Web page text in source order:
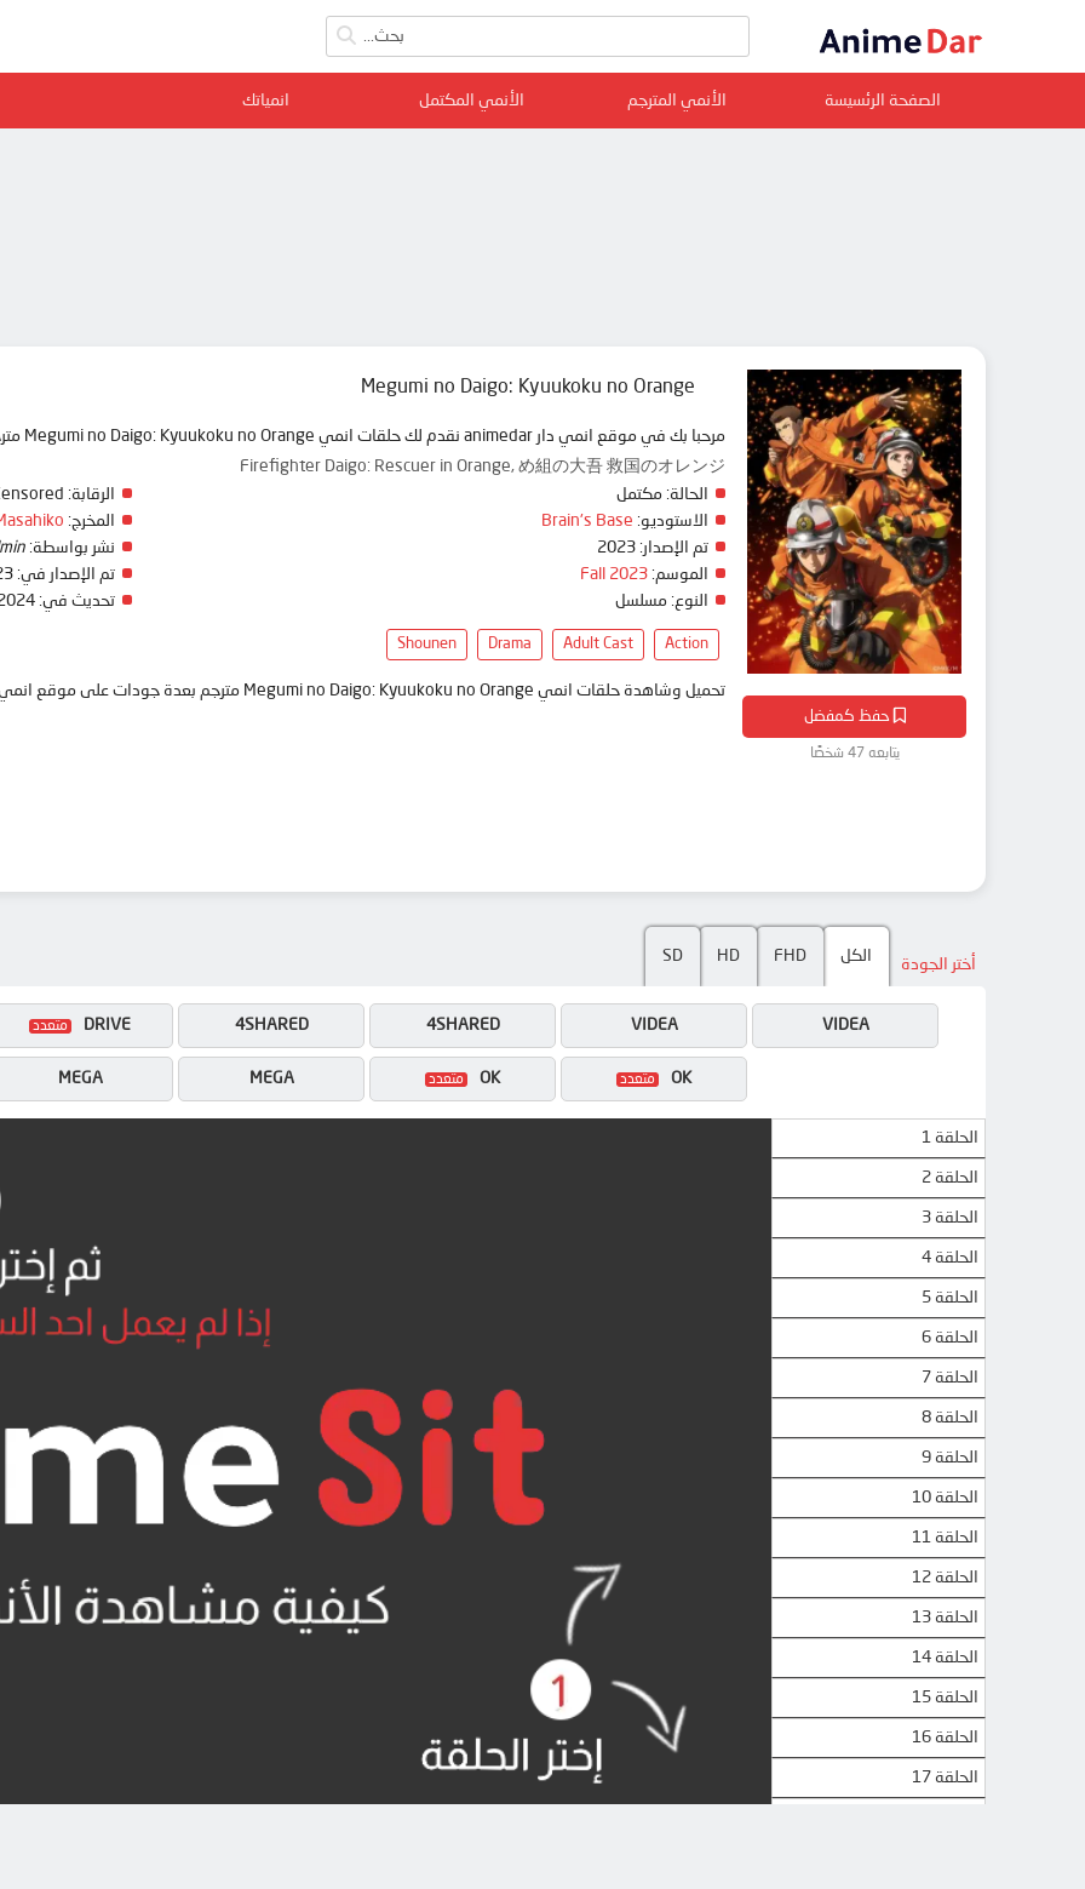
الصفحة الرئسيسة الأنمي المترجم الأنمي المكتمل انمياتك
حفظ كمفضل
يتابعه 47 شخصًا
Megumi no Daigo: Kyuukoku no Orange
مرحبا بك في موقع انمي دار animedar نقدم لك حلقات انمي Megumi no Daigo: Kyuukoku no Orange مترجم عربي بجودة عالية على سرفرات متعددة, مشاهدة ممتعة
Firefighter Daigo: Rescuer in Orange, め組の大吾 救国のオレンジ
الحالة: مكتمل
الاستوديو: Brain's Base
تم الإصدار:
الموسم: Fall 2023
النوع: مسلسل
الرقابة:
المخرج:
نشر بواسطة:
تم الإصدار في:
تحديث في:
Action
Adult Cast
Drama
Shounen
تحميل وشاهدة حلقات انمي Megumi no Daigo: Kyuukoku no Orange مترجم بعدة جودات على موقع انمي دار - animedar
أختر الجودة الكل FHD
HD
SD
VIDEA
OK
MEGA OK
VIDEA
MEGA
DRIVE 4SHARED
4SHARED
الحلقة 1
الحلقة 2
الحلقة 3
الحلقة 4
الحلقة 5
الحلقة 6
الحلقة 7
الحلقة 8
الحلقة 9
الحلقة 10
الحلقة 11
الحلقة 12
الحلقة 13
الحلقة 14
الحلقة 15
الحلقة 16
الحلقة 17